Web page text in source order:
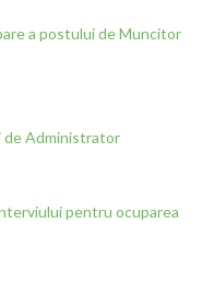
a postului de Muncitor
de Administrator
pentru ocuparea